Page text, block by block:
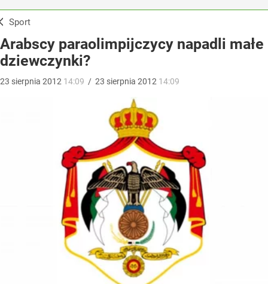
Sport
Arabscy paraolimpijczycy napadli małe
dziewczynki?
23 sierpnia 2012 14:09 / 23 sierpnia 2012 14:09